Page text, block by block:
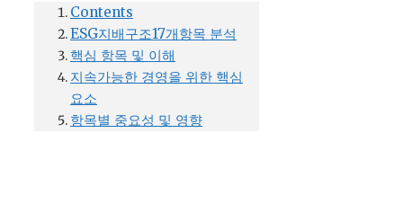
Contents
ESG지배구조17개항목 분석
핵심 항목 및 이해
지속가능한 경영을 위한 핵심
요소
항목별 중요성 및 영향